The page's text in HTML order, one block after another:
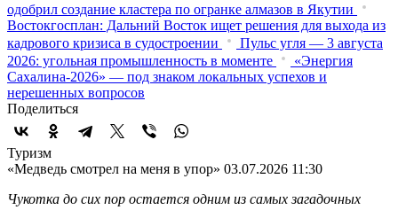
одобрил создание кластера по огранке алмазов в Якутии
Востокгосплан: Дальний Восток ищет решения для выхода из
кадрового кризиса в судостроении
Пульс угля — 3 августа
2026: угольная промышленность в моменте
«Энергия
Сахалина-2026» — под знаком локальных успехов и
нерешенных вопросов
Поделиться
Туризм
«Медведь смотрел на меня в упор» 03.07.2026 11:30
Чукотка до сих пор остается одним из самых загадочных